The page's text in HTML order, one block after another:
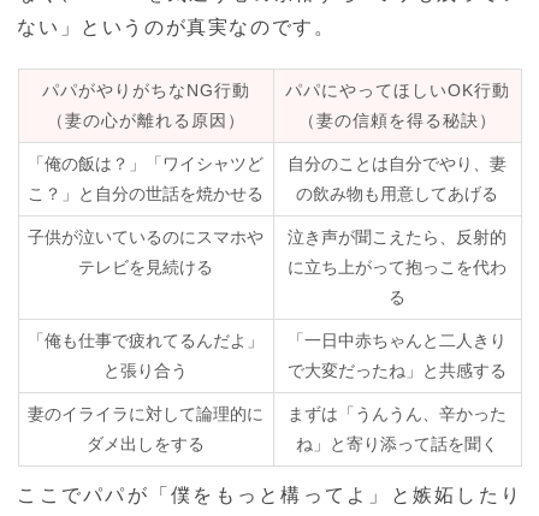
ない」というのが真実なのです。
パパがやりがちなNG行動
（妻の心が離れる原因）
パパにやってほしいOK行動
（妻の信頼を得る秘訣）
「俺の飯は？」「ワイシャツど
こ？」と自分の世話を焼かせる
自分のことは自分でやり、妻
の飲み物も用意してあげる
子供が泣いているのにスマホや
テレビを見続ける
泣き声が聞こえたら、反射的
に立ち上がって抱っこを代わ
る
「俺も仕事で疲れてるんだよ」
と張り合う
「一日中赤ちゃんと二人きり
で大変だったね」と共感する
妻のイライラに対して論理的に
ダメ出しをする
まずは「うんうん、辛かった
ね」と寄り添って話を聞く
ここでパパが「僕をもっと構ってよ」と嫉妬したり